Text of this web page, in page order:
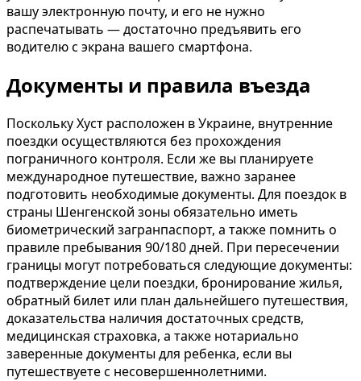
вашу электронную почту, и его не нужно
распечатывать — достаточно предъявить его
водителю с экрана вашего смартфона.
Документы и правила въезда
Поскольку Хуст расположен в Украине, внутренние
поездки осуществляются без прохождения
пограничного контроля. Если же вы планируете
международное путешествие, важно заранее
подготовить необходимые документы. Для поездок в
страны Шенгенской зоны обязательно иметь
биометрический загранпаспорт, а также помнить о
правиле пребывания 90/180 дней. При пересечении
границы могут потребоваться следующие документы:
подтверждение цели поездки, бронирование жилья,
обратный билет или план дальнейшего путешествия,
доказательства наличия достаточных средств,
медицинская страховка, а также нотариально
заверенные документы для ребенка, если вы
путешествуете с несовершеннолетними.